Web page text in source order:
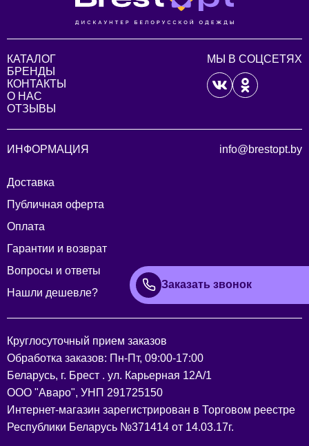
КАТАЛОГ
БРЕНДЫ
КОНТАКТЫ
О НАС
ОТЗЫВЫ
МЫ В СОЦСЕТЯХ
ИНФОРМАЦИЯ
Доставка
Публичная оферта
Оплата
Гарантии и возврат
Вопросы и ответы
Нашли дешевле?
info@brestopt.by
Заказать звонок
Круглосуточный прием заказов
Обработка заказов: Пн-Пт, 09:00-17:00
Беларусь, г. Брест . ул. Карьерная 12А/1
ООО "Аваро", УНП 291725150
Интернет-магазин зарегистрирован в Торговом реестре
Республики Беларусь №371414 от 14.03.17г.